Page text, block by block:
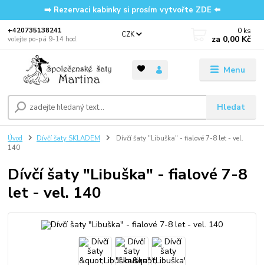
➡️ Rezervaci kabinky si prosím vytvořte ZDE ⬅️
Menu
CZK
Hledat
‭+420735138241
volejte po-pá 9-14 hod.
0 ks
za 0,00 Kč
Úvod Dívčí šaty SKLADEM
Dívčí šaty "Libuška" - fialové 7-8 let - vel.
140
Dívčí šaty "Libuška" - fialové 7-8
let - vel. 140